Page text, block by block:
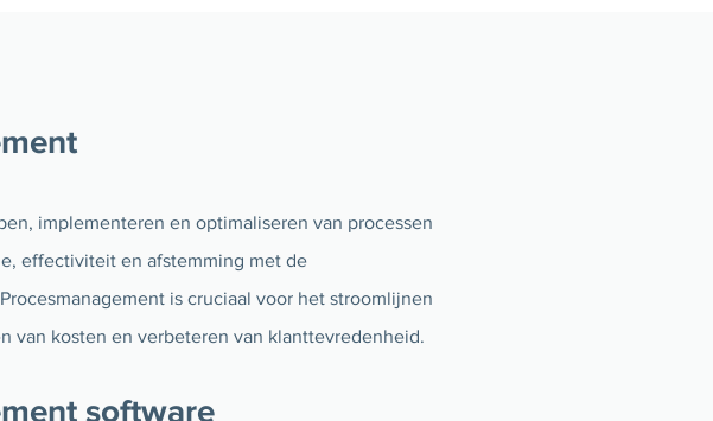
implementeren en optimaliseren van processen
effectiviteit en afstemming met de
is cruciaal voor het stroomlijnen
van kosten en verbeteren van klanttevredenheid.
software